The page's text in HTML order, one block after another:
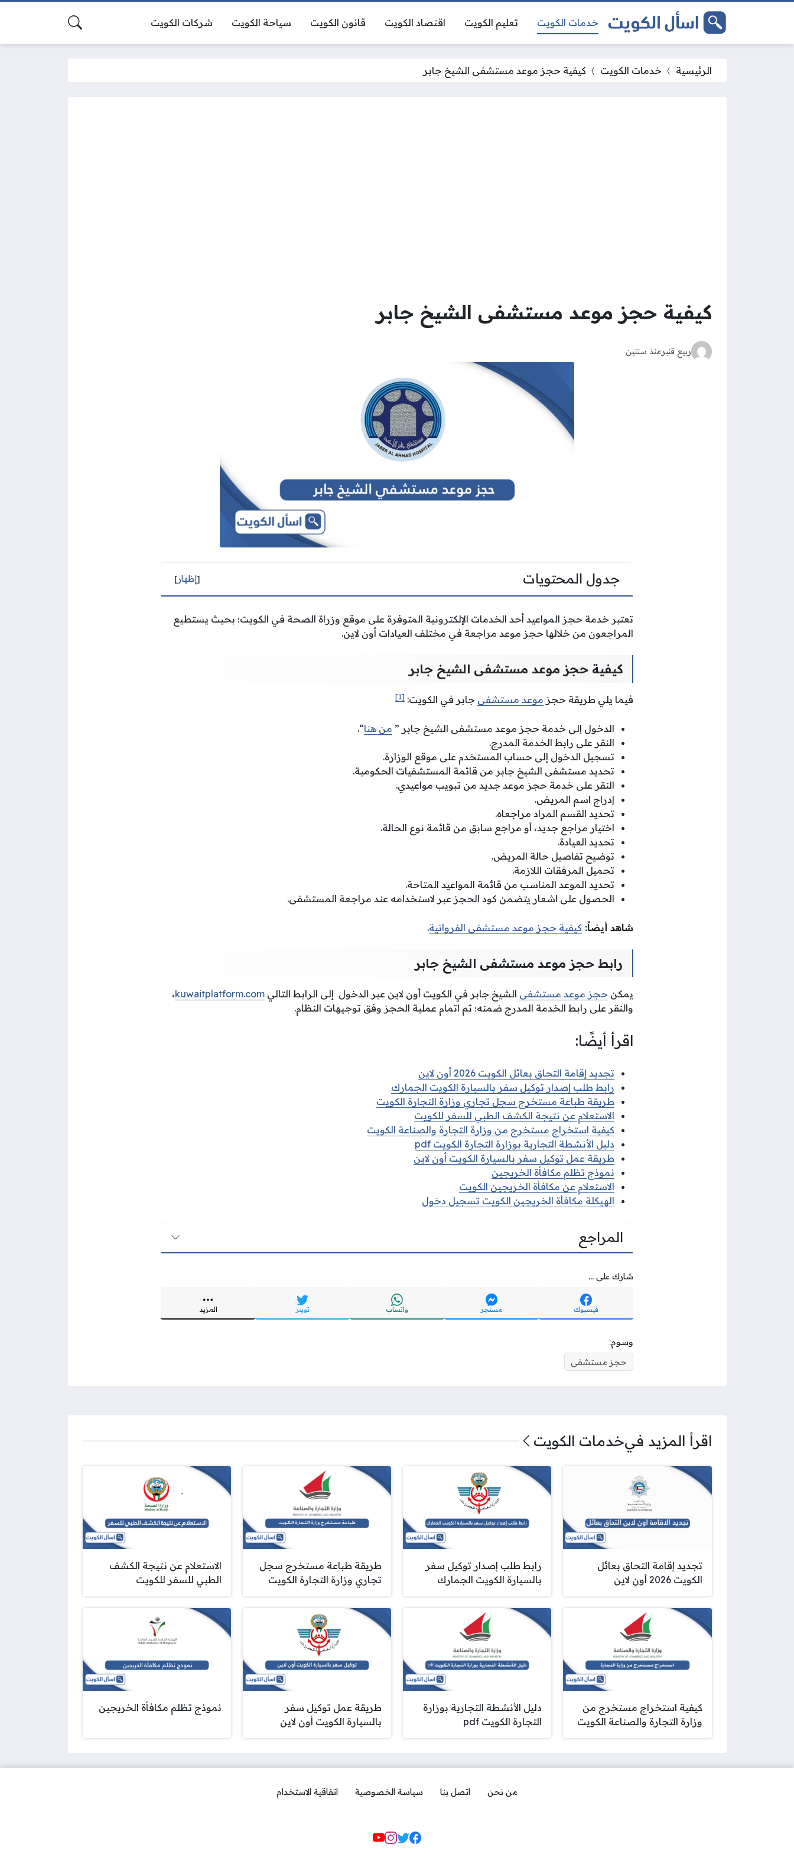
خدمات الكويت تعليم الكويت اقتصاد الكويت قانون الكويت سياحة الكويت شركات الكويت
الرئيسية خدمات الكويت كيفية حجز موعد مستشفى الشيخ جابر
كيفية حجز موعد مستشفى الشيخ جابر
ربيع قنبرمنذ سنتين
جدول المحتويات [إظهار]
تعتبر خدمة حجز المواعيد أحد الخدمات الإلكترونية المتوفرة على موقع وزراة الصحة في الكويت؛ بحيث يستطيع
المراجعون من خلالها حجز موعد مراجعة في مختلف العيادات أون لاين.
كيفية حجز موعد مستشفى الشيخ جابر
فيما يلي طريقة حجز موعد مستشفى جابر في الكويت: [1]
الدخول إلى خدمة حجز موعد مستشفى الشيخ جابر ” من هنا“.
النقر على رابط الخدمة المدرج.
تسجيل الدخول إلى حساب المستخدم على موقع الوزارة.
تحديد مستشفى الشيخ جابر من قائمة المستشفيات الحكومية.
النقر على خدمة حجز موعد جديد من تبويب مواعيدي.
إدراج اسم المريض.
تحديد القسم المراد مراجعاه.
اختيار مراجع جديد، أو مراجع سابق من قائمة نوع الحالة.
تحديد العيادة.
توضيح تفاصيل حالة المريض.
تحميل المرفقات اللازمة.
تحديد الموعد المناسب من قائمة المواعيد المتاحة.
الحصول على اشعار يتضمن كود الحجز عبر لاستخدامه عند مراجعة المستشفى.
شاهد أيضاََ: كيفية حجز موعد مستشفى الفروانية.
رابط حجز موعد مستشفى الشيخ جابر
يمكن حجز موعد مستشفى الشيخ جابر في الكويت أون لاين عبر الدخول إلى الرابط التالي kuwaitplatform.com،
والنقر على رابط الخدمة المدرج ضمنه؛ ثم اتمام عملية الحجز وفق توجيهات النظام.
اقرأ أيضًا:
تجديد إقامة التحاق بعائل الكويت 2026 أون لاين
رابط طلب إصدار توكيل سفر بالسيارة الكويت الجمارك
طريقة طباعة مستخرج سجل تجاري وزارة التجارة الكويت
الاستعلام عن نتيجة الكشف الطبي للسفر للكويت
كيفية استخراج مستخرج من وزارة التجارة والصناعة الكويت
دليل الأنشطة التجارية بوزارة التجارة الكويت pdf
طريقة عمل توكيل سفر بالسيارة الكويت أون لاين
نموذج تظلم مكافأة الخريجين
الاستعلام عن مكافأة الخريجين الكويت
الهيكلة مكافأة الخريجين الكويت تسجيل دخول
المراجع
شارك على ...
فيسبوك مسنجر واتساب تويتر المزيد
وسوم:
حجز مستشفى
اقرأ المزيد فيخدمات الكويت
تجديد إقامة التحاق بعائل
الكويت 2026 أون لاين
رابط طلب إصدار توكيل سفر
بالسيارة الكويت الجمارك
طريقة طباعة مستخرج سجل
تجاري وزارة التجارة الكويت
الاستعلام عن نتيجة الكشف
الطبي للسفر للكويت
كيفية استخراج مستخرج من
وزارة التجارة والصناعة الكويت
دليل الأنشطة التجارية بوزارة
التجارة الكويت pdf
طريقة عمل توكيل سفر
بالسيارة الكويت أون لاين
نموذج تظلم مكافأة الخريجين
من نحن اتصل بنا سياسة الخصوصية اتفاقية الاستخدام
مواقع التواصل